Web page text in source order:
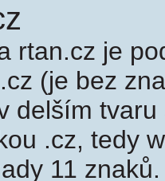
rtan.cz je
(je bez
delším
.cz, tedy
11